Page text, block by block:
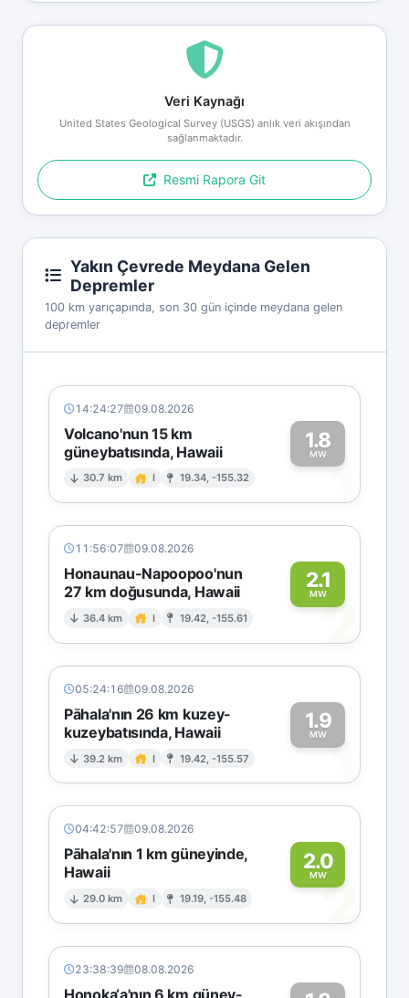
Veri Kaynağı
United States Geological Survey (USGS) anlık veri akışından
sağlanmaktadır.
Resmi Rapora Git
Yakın Çevrede Meydana Gelen
Depremler
100 km yarıçapında, son 30 gün içinde meydana gelen
depremler
14:24:27 09.08.2026
Volcano'nun 15 km
güneybatısında, Hawaii
30.7 km I 19.34, -155.32
1.8
MW1
11:56:07 09.08.2026
Honaunau-Napoopoo'nun
27 km doğusunda, Hawaii
36.4 km I 19.42, -155.61
2.1
MW
2
05:24:16 09.08.2026
Pāhala'nın 26 km kuzey-
kuzeybatısında, Hawaii
39.2 km I 19.42, -155.57
1.9
MW1
04:42:57 09.08.2026
Pāhala'nın 1 km güneyinde,
Hawaii
29.0 km I 19.19, -155.48
2.0
MW2
23:38:39 08.08.2026
Honoka‘a'nın 6 km güney-